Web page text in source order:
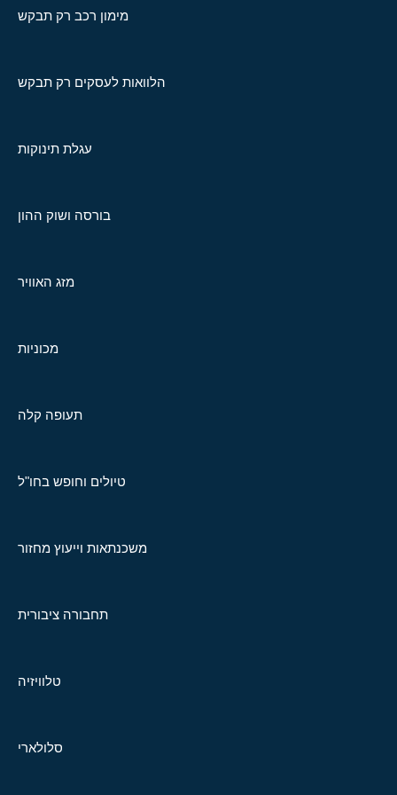
מימון רכב רק תבקש
הלוואות לעסקים רק תבקש
עגלת תינוקות
בורסה ושוק ההון
מזג האוויר
מכוניות
תעופה קלה
טיולים וחופש בחו"ל
משכנתאות וייעוץ מחזור
תחבורה ציבורית
טלוויזיה
סלולארי